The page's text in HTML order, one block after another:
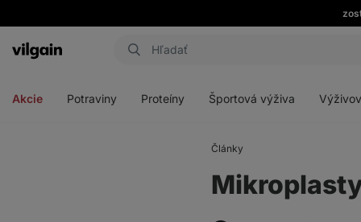
Eshop
Akcie Potraviny Proteíny Športová výživa
Články